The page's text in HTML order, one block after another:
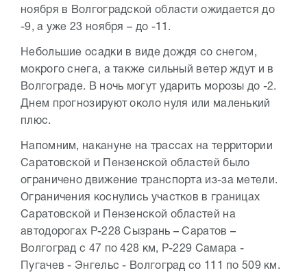
ноября в Волгоградской области ожидается до
-9, а уже 23 ноября – до -11.
Небольшие осадки в виде дождя со снегом,
мокрого снега, а также сильный ветер ждут и в
Волгограде. В ночь могут ударить морозы до -2.
Днем прогнозируют около нуля или маленький
плюс.
Напомним, накануне на трассах на территории
Саратовской и Пензенской областей было
ограничено движение транспорта из-за метели.
Ограничения коснулись участков в границах
Саратовской и Пензенской областей на
автодорогах Р-228 Сызрань – Саратов –
Волгоград с 47 по 428 км, Р-229 Самара -
Пугачев - Энгельс - Волгоград со 111 по 509 км.